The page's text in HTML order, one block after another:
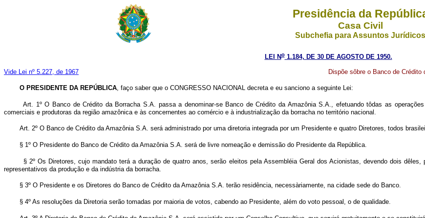
Presidência da
Casa Civil
Subchefia para Assuntos Jurídicos
LEI No1.184, DE 30 DE AGOSTO DE 1950.
Vide Lei nº 5.227, de 1967 Dispõe sôbre o Banco de Crédito
O PRESIDENTE DA REPÚBLICA, faço saber que o CONGRESSO NACIONAL decreta e eu sanciono a seguinte Lei:
Art. 1º O Banco de Crédito da Borracha S.A. passa a denominar-se Banco de Crédito da Amazônia S.A., efetuando tôdas as
comerciais e produtoras da região amazônica e às concernentes ao comércio e à industrialização da borracha no território nacional.
Art. 2º O Banco de Crédito da Amazônia S.A. será administrado por uma diretoria integrada por um Presidente e quatro Diretores, todos
§ 1º O Presidente do Banco de Crédito da Amazônia S.A. será de livre nomeação e demissão do Presidente da República.
§ 2º Os Diretores, cujo mandato terá a duração de quatro anos, serão eleitos pela Assembléia Geral dos Acionistas, devendo dois
representativos da produção e da indústria da borracha.
§ 3º O Presidente e os Diretores do Banco de Crédito da Amazônia S.A. terão residência, necessàriamente, na cidade sede do Banco.
§ 4º As resoluções da Diretoria serão tomadas por maioria de votos, cabendo ao Presidente, além do voto pessoal, o de qualidade.